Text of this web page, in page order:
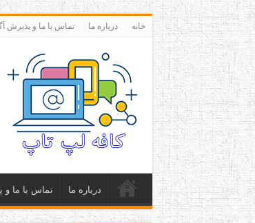
خانه درباره ما تماس با ما و پذیرش
درباره ما تماس با ما و